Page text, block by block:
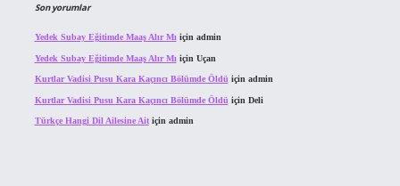
Son yorumlar
Yedek Subay Eğitimde Maaş Alır Mı için admin
Yedek Subay Eğitimde Maaş Alır Mı için Uçan
Kurtlar Vadisi Pusu Kara Kaçıncı Bölümde Öldü için admin
Kurtlar Vadisi Pusu Kara Kaçıncı Bölümde Öldü için Deli
Türkçe Hangi Dil Ailesine Aitiçin admin